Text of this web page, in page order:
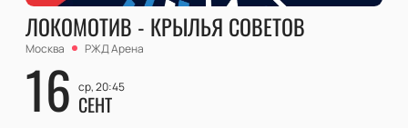
ЛОКОМОТИВ - КРЫЛЬЯ СОВЕТОВ
Москва РЖД Арена
16 ср, 20:45
СЕНТ